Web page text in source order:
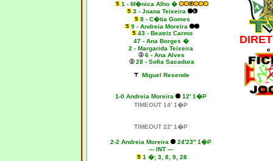
1 - M�nica Alho �
3 - Joana Teixeira
8 - C�tia Gomes
9 - Andreia Moreira
43 - Beatriz Carmo
47 - Ana Borges �
2 - Margarida Teixeira
6 - Ana Alves
28 - Sofia Sacadura
Miguel Resende
1-0 Andreia Moreira
12' 1�P
TIMEOUT 14' 1�P
TIMEOUT 22' 1�P
2-2 Andreia Moreira
24'23'' 1�P
--- INT ---
1 �; 3, 8, 9, 28
e